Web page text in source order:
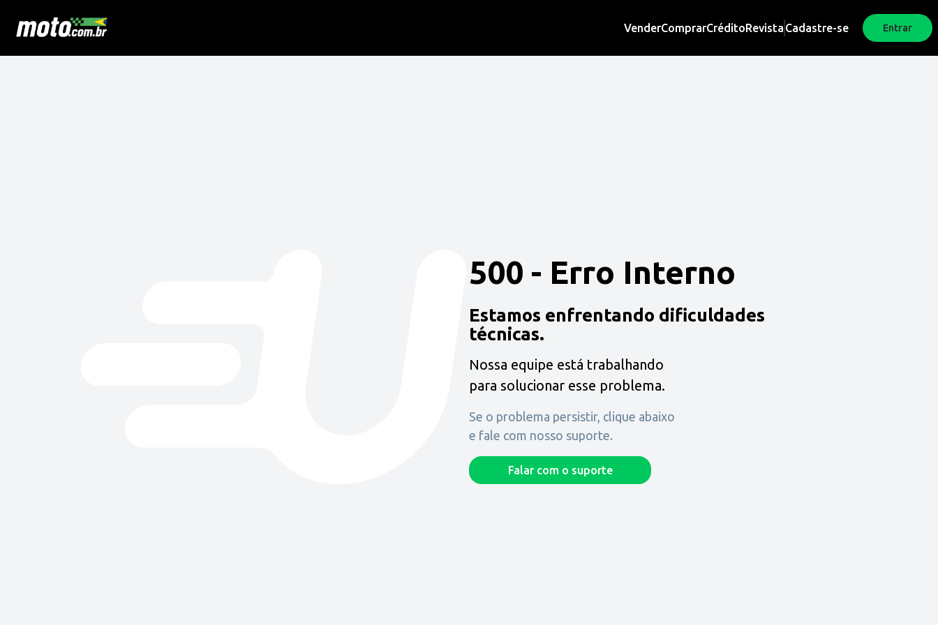
VenderComprarCréditoRevista Cadastre-se Entrar
500 - Erro Interno
Estamos enfrentando dificuldades
técnicas.
Nossa equipe está trabalhando
para solucionar esse problema.
Se o problema persistir, clique abaixo
e fale com nosso suporte.
Falar com o suporte